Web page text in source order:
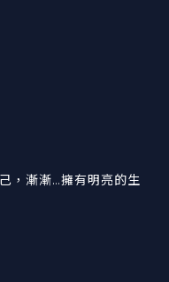
，漸漸…擁有明亮的生